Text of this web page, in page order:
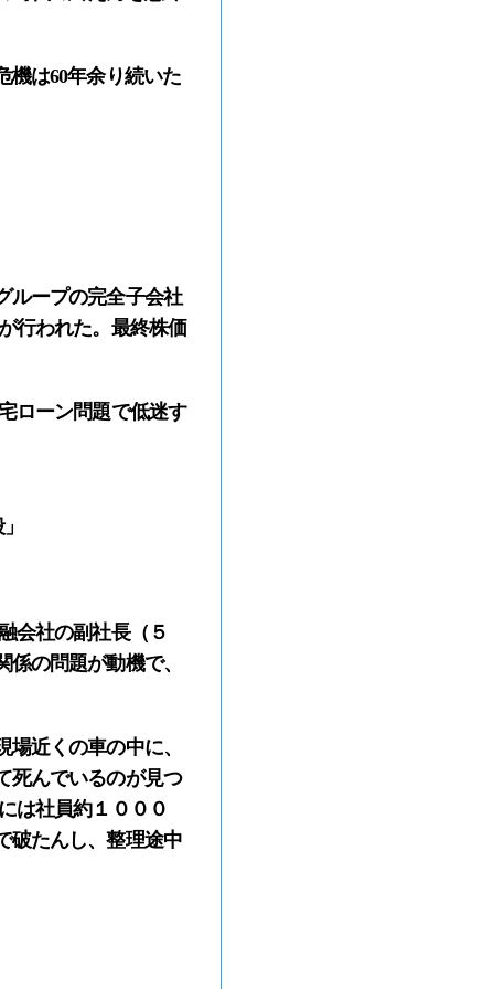
は60年余り続いた
ループの完全子会社
行われた。最終株価
ローン問題で低迷す
会社の副社長（５
の問題が動機で、
近くの車の中に、
死んでいるのが見つ
は社員約１０００
破たんし、整理途中